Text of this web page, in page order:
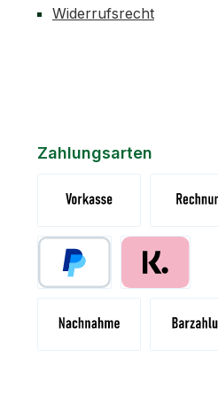
Widerrufsrecht
Zahlungsarten
Vorkasse (Überweisung)